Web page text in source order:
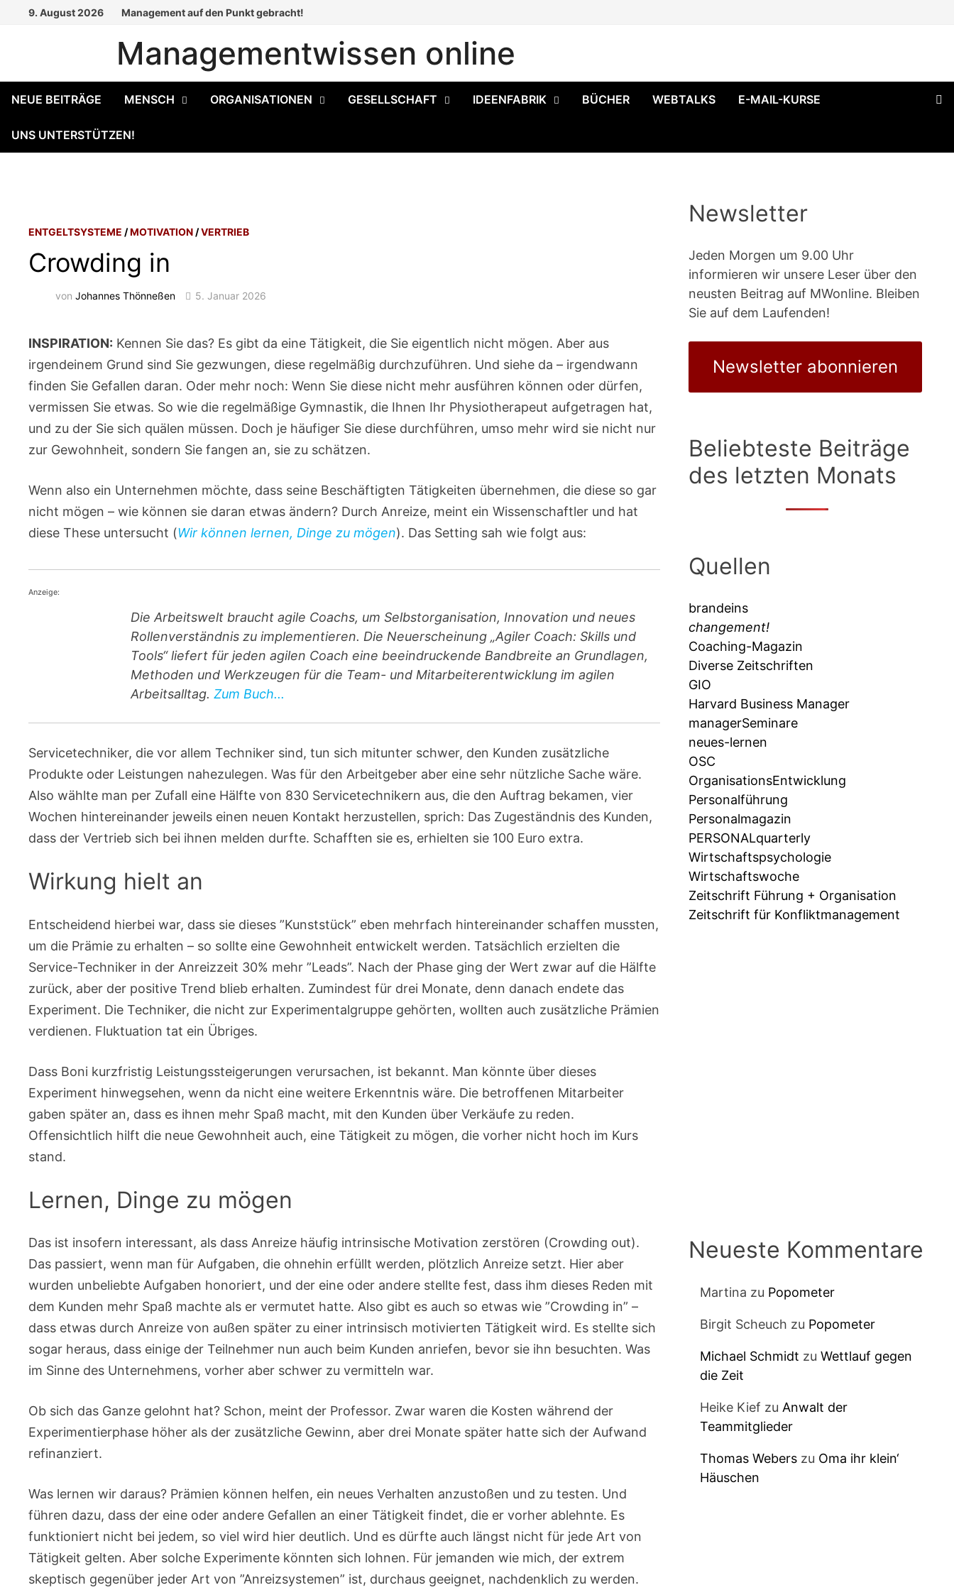
9. August 2026 Management auf den Punkt gebracht!
Managementwissen online
NEUE BEITRÄGE MENSCH ORGANISATIONEN GESELLSCHAFT IDEENFABRIK BÜCHER WEBTALKS E-MAIL-KURSE
UNS UNTERSTÜTZEN!
ENTGELTSYSTEME /MOTIVATION /VERTRIEB
Crowding in
vonJohannes Thönneßen 5. Januar 2026
INSPIRATION: Kennen Sie das? Es gibt da eine Tätigkeit, die Sie eigentlich nicht mögen. Aber aus
irgendeinem Grund sind Sie gezwungen, diese regelmäßig durchzuführen. Und siehe da – irgendwann
finden Sie Gefallen daran. Oder mehr noch: Wenn Sie diese nicht mehr ausführen können oder dürfen,
vermissen Sie etwas. So wie die regelmäßige Gymnastik, die Ihnen Ihr Physiotherapeut aufgetragen hat,
und zu der Sie sich quälen müssen. Doch je häufiger Sie diese durchführen, umso mehr wird sie nicht nur
zur Gewohnheit, sondern Sie fangen an, sie zu schätzen.
Wenn also ein Unternehmen möchte, dass seine Beschäftigten Tätigkeiten übernehmen, die diese so gar
nicht mögen – wie können sie daran etwas ändern? Durch Anreize, meint ein Wissenschaftler und hat
diese These untersucht (Wir können lernen, Dinge zu mögen). Das Setting sah wie folgt aus:
Anzeige:
Die Arbeitswelt braucht agile Coachs, um Selbstorganisation, Innovation und neues
Rollenverständnis zu implementieren. Die Neuerscheinung „Agiler Coach: Skills und
Tools“ liefert für jeden agilen Coach eine beeindruckende Bandbreite an Grundlagen,
Methoden und Werkzeugen für die Team- und Mitarbeiterentwicklung im agilen
Arbeitsalltag. Zum Buch...
Servicetechniker, die vor allem Techniker sind, tun sich mitunter schwer, den Kunden zusätzliche
Produkte oder Leistungen nahezulegen. Was für den Arbeitgeber aber eine sehr nützliche Sache wäre.
Also wählte man per Zufall eine Hälfte von 830 Servicetechnikern aus, die den Auftrag bekamen, vier
Wochen hintereinander jeweils einen neuen Kontakt herzustellen, sprich: Das Zugeständnis des Kunden,
dass der Vertrieb sich bei ihnen melden durfte. Schafften sie es, erhielten sie 100 Euro extra.
Wirkung hielt an
Entscheidend hierbei war, dass sie dieses ”Kunststück” eben mehrfach hintereinander schaffen mussten,
um die Prämie zu erhalten – so sollte eine Gewohnheit entwickelt werden. Tatsächlich erzielten die
Service-Techniker in der Anreizzeit 30% mehr ”Leads”. Nach der Phase ging der Wert zwar auf die Hälfte
zurück, aber der positive Trend blieb erhalten. Zumindest für drei Monate, denn danach endete das
Experiment. Die Techniker, die nicht zur Experimentalgruppe gehörten, wollten auch zusätzliche Prämien
verdienen. Fluktuation tat ein Übriges.
Dass Boni kurzfristig Leistungssteigerungen verursachen, ist bekannt. Man könnte über dieses
Experiment hinwegsehen, wenn da nicht eine weitere Erkenntnis wäre. Die betroffenen Mitarbeiter
gaben später an, dass es ihnen mehr Spaß macht, mit den Kunden über Verkäufe zu reden.
Offensichtlich hilft die neue Gewohnheit auch, eine Tätigkeit zu mögen, die vorher nicht hoch im Kurs
stand.
Lernen, Dinge zu mögen
Das ist insofern interessant, als dass Anreize häufig intrinsische Motivation zerstören (Crowding out).
Das passiert, wenn man für Aufgaben, die ohnehin erfüllt werden, plötzlich Anreize setzt. Hier aber
wurden unbeliebte Aufgaben honoriert, und der eine oder andere stellte fest, dass ihm dieses Reden mit
dem Kunden mehr Spaß machte als er vermutet hatte. Also gibt es auch so etwas wie ”Crowding in” –
dass etwas durch Anreize von außen später zu einer intrinsisch motivierten Tätigkeit wird. Es stellte sich
sogar heraus, dass einige der Teilnehmer nun auch beim Kunden anriefen, bevor sie ihn besuchten. Was
im Sinne des Unternehmens, vorher aber schwer zu vermitteln war.
Ob sich das Ganze gelohnt hat? Schon, meint der Professor. Zwar waren die Kosten während der
Experimentierphase höher als der zusätzliche Gewinn, aber drei Monate später hatte sich der Aufwand
refinanziert.
Was lernen wir daraus? Prämien können helfen, ein neues Verhalten anzustoßen und zu testen. Und
führen dazu, dass der eine oder andere Gefallen an einer Tätigkeit findet, die er vorher ablehnte. Es
funktioniert nicht bei jedem, so viel wird hier deutlich. Und es dürfte auch längst nicht für jede Art von
Tätigkeit gelten. Aber solche Experimente könnten sich lohnen. Für jemanden wie mich, der extrem
skeptisch gegenüber jeder Art von ”Anreizsystemen” ist, durchaus geeignet, nachdenklich zu werden.
Newsletter
Jeden Morgen um 9.00 Uhr
informieren wir unsere Leser über den
neusten Beitrag auf MWonline. Bleiben
Sie auf dem Laufenden!
Newsletter abonnieren
Beliebteste Beiträge
des letzten Monats
Quellen
brandeins
changement!
Coaching-Magazin
Diverse Zeitschriften
GIO
Harvard Business Manager
managerSeminare
neues-lernen
OSC
OrganisationsEntwicklung
Personalführung
Personalmagazin
PERSONALquarterly
Wirtschaftspsychologie
Wirtschaftswoche
Zeitschrift Führung + Organisation
Zeitschrift für Konfliktmanagement
Neueste Kommentare
Martina zu Popometer
Birgit Scheuch zu Popometer
Michael Schmidt zu Wettlauf gegen
die Zeit
Heike Kief zu Anwalt der
Teammitglieder
Thomas Weberszu Oma ihr klein‘
Häuschen